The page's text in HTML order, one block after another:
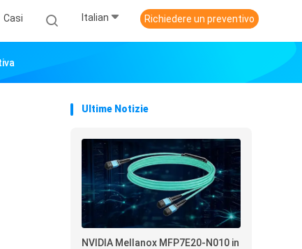
Casi Italian Richiedere un preventivo
Ultime Notizie
NVIDIA Mellanox MFP7E20-N010 in